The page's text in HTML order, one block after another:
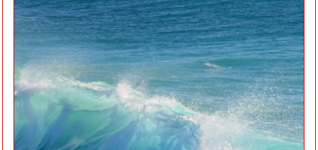
Meer vocabularium
voor je bodylanguage